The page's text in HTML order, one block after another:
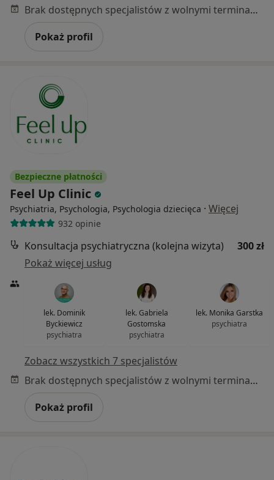
Brak dostępnych specjalistów z wolnymi terminami w tym centrum medycznym.
Pokaż profil
Bezpieczne płatności
Feel Up Clinic
Psychiatria, Psychologia, Psychologia dziecięca · Więcej
932 opinie
Konsultacja psychiatryczna (kolejna wizyta)
300 zł
Pokaż więcej usług
lek. Dominik
Byckiewicz
psychiatra
lek. Gabriela
Gostomska
psychiatra
lek. Monika Garstka
psychiatra
Zobacz wszystkich 7 specjalistów
Brak dostępnych specjalistów z wolnymi terminami w tym centrum medycznym.
Pokaż profil